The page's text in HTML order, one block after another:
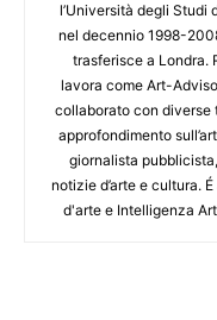
l’Università degli Studi
nel decennio 1998-
trasferisce a Londra.
lavora come Art-
collaborato con diverse
approfondimento
giornalista
notizie d’arte e cultura.
d'arte e Intelligenza